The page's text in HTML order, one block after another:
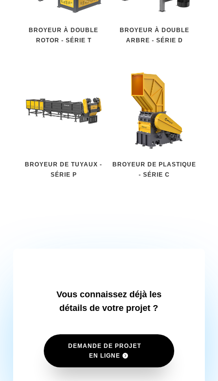
BROYEUR À DOUBLE
ROTOR - SÉRIE T
BROYEUR À DOUBLE
ARBRE - SÉRIE D
BROYEUR DE TUYAUX -
SÉRIE P
BROYEUR DE PLASTIQUE
- SÉRIE C
Vous connaissez déjà les
détails de votre projet ?
DEMANDE DE PROJET
EN LIGNE